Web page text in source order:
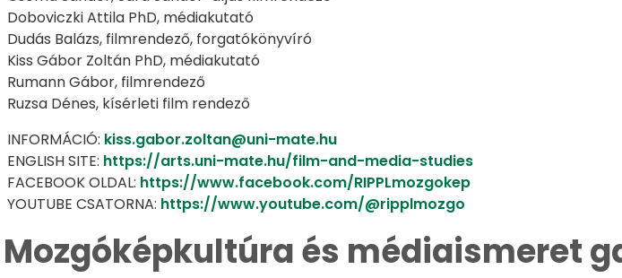
Doboviczki Attila PhD, médiakutató
Dudás Balázs, filmrendező, forgatókönyvíró
Kiss Gábor Zoltán PhD, médiakutató
Rumann Gábor, filmrendező
Ruzsa Dénes, kísérleti film rendező
INFORMÁCIÓ: kiss.gabor.zoltan@uni-mate.hu
ENGLISH SITE: https://arts.uni-mate.hu/film-and-media-studies
FACEBOOK OLDAL: https://www.facebook.com/RIPPLmozgokep
YOUTUBE CSATORNA: https://www.youtube.com/@ripplmozgo
Mozgóképkultúra és médiaismeret